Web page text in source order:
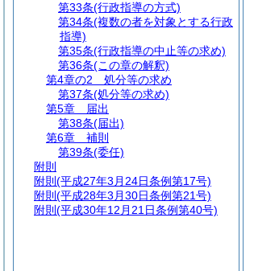
第33条(行政指導の方式)
第34条(複数の者を対象とする行政
指導)
第35条(行政指導の中止等の求め)
第36条(この章の解釈)
第4章の2
処分等の求め
第37条(処分等の求め)
第5章
届出
第38条(届出)
第6章
補則
第39条(委任)
附則
附則 (平成27年3月24日条例第17号)
附則 (平成28年3月30日条例第21号)
附則 (平成30年12月21日条例第40号)